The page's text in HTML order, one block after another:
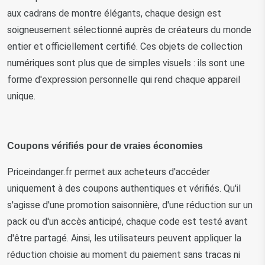
aux cadrans de montre élégants, chaque design est
soigneusement sélectionné auprès de créateurs du monde
entier et officiellement certifié. Ces objets de collection
numériques sont plus que de simples visuels : ils sont une
forme d'expression personnelle qui rend chaque appareil
unique.
Coupons vérifiés pour de vraies économies
Priceindanger.fr permet aux acheteurs d'accéder
uniquement à des coupons authentiques et vérifiés. Qu'il
s'agisse d'une promotion saisonnière, d'une réduction sur un
pack ou d'un accès anticipé, chaque code est testé avant
d'être partagé. Ainsi, les utilisateurs peuvent appliquer la
réduction choisie au moment du paiement sans tracas ni